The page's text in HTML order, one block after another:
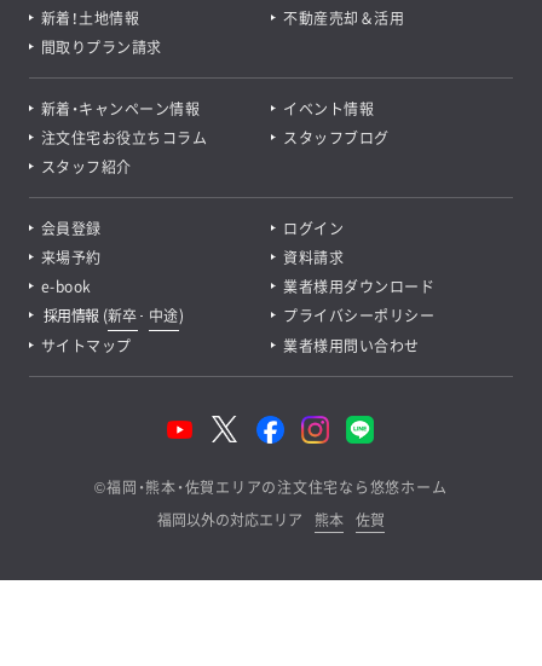
新着！土地情報
不動産売却＆活用
間取りプラン請求
新着・キャンペーン情報
イベント情報
注文住宅お役立ちコラム
スタッフブログ
スタッフ紹介
会員登録
ログイン
来場予約
資料請求
e-book
業者様用ダウンロード
採用情報 (新卒･ 中途)
プライバシーポリシー
サイトマップ
業者様用問い合わせ
©福岡・熊本・佐賀エリアの注文住宅なら悠悠ホーム
福岡以外の対応エリア
熊本 佐賀